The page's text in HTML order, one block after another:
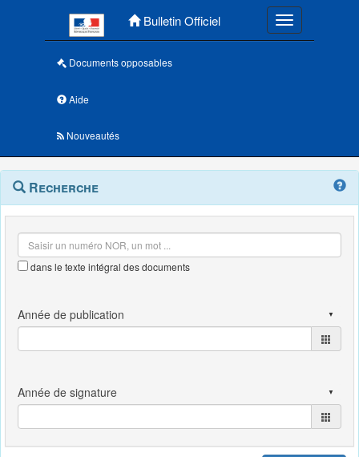
Bulletin Officiel Toggle
Documents opposables
Aide
Nouveautés
Navigation
outils
Menu
contextuel
Recherche
dans le texte intégral des documents